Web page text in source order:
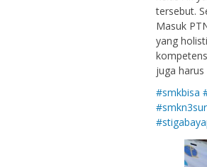
tersebut.
Masuk
yang
juga
#smkbisa